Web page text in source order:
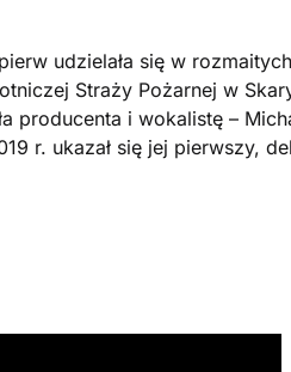
udzielała się w
Straży Pożarnej w
producenta i wokalistę –
r. ukazał się jej pierwszy,